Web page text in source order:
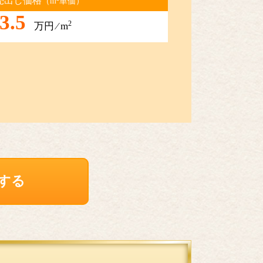
万円 ⁄ m2
る